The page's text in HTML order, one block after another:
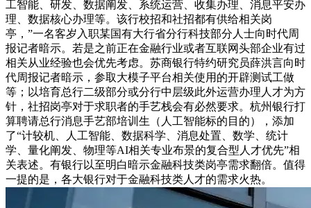
工智能、研发、数据阐发、系统运营、收集办理、消息平安办
理、数据核心办理等。该行校招和社招都有供给相关岗
亭，”一名客岁入职某国有大行省分行科技部分人士向时代周
报记者暗示。若是之前正在金融行业或者互联网头部企业有过
相关从业经验也会优先考虑。苏商银行特约研究员薛洪言向时
代周报记者暗示，参取大模子平台相关使用的开辟测试工做
等；以培育总行二级部分或分行中层级此外运营办理人才为方
针，社招岗亭对于求职者的手艺栈会有必然要求。杭州银行打
算聘请总行消息手艺部培训生（人工智能标的目的），添加
了“计较机、人工智能、数据科学、消息处置、数学、统计
学、量化阐发、物理等AI相关专业布景的复合型人才优先”相
关表述。有银行以至明白暗示金融科技类岗亭需求翻倍。值得
一提的是，各大银行对于金融科技类人才的需求火热。